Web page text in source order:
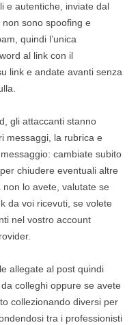
e autentiche, inviate dal
sono spoofing e
quindi l’unica
al link con il
link e andate avanti senza
gli attaccanti stanno
messaggi, la rubrica e
cambiate subito
chiudere eventuali altre
lo avete, valutate se
da voi ricevuti, se volete
nel vostro account
allegate al post quindi
colleghi oppure se avete
collezionando diversi per
tra i professionisti